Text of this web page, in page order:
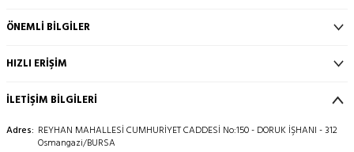
ÖNEMLI BILGILER
HIZLI ERIŞIM
İLETİŞİM BİLGİLERİ
Adres: REYHAN MAHALLESİ CUMHURİYET CADDESİ No:150 - DORUK İŞHANI - 312
Osmangazi/BURSA